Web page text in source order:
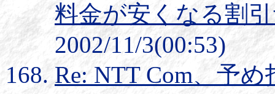
料金が安くなる割
2002/11/3(00:53)
Re: NTT Com、予